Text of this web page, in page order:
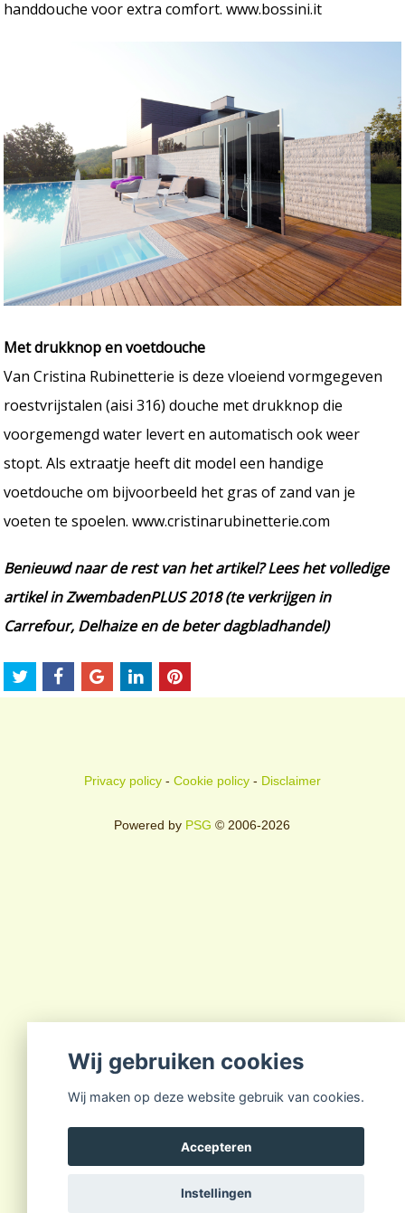
handdouche voor extra comfort. www.bossini.it
Met drukknop en voetdouche
Van Cristina Rubinetterie is deze vloeiend vormgegeven
roestvrijstalen (aisi 316) douche met drukknop die
voorgemengd water levert en automatisch ook weer
stopt. Als extraatje heeft dit model een handige
voetdouche om bijvoorbeeld het gras of zand van je
voeten te spoelen. www.cristinarubinetterie.com
Benieuwd naar de rest van het artikel? Lees het volledige
artikel in ZwembadenPLUS 2018 (te verkrijgen in
Carrefour, Delhaize en de beter dagbladhandel)
Privacy policy- Cookie policy- Disclaimer
Powered by PSG © 2006-2026
Wij gebruiken cookies
Wij maken op deze website gebruik van cookies.
Accepteren
Instellingen